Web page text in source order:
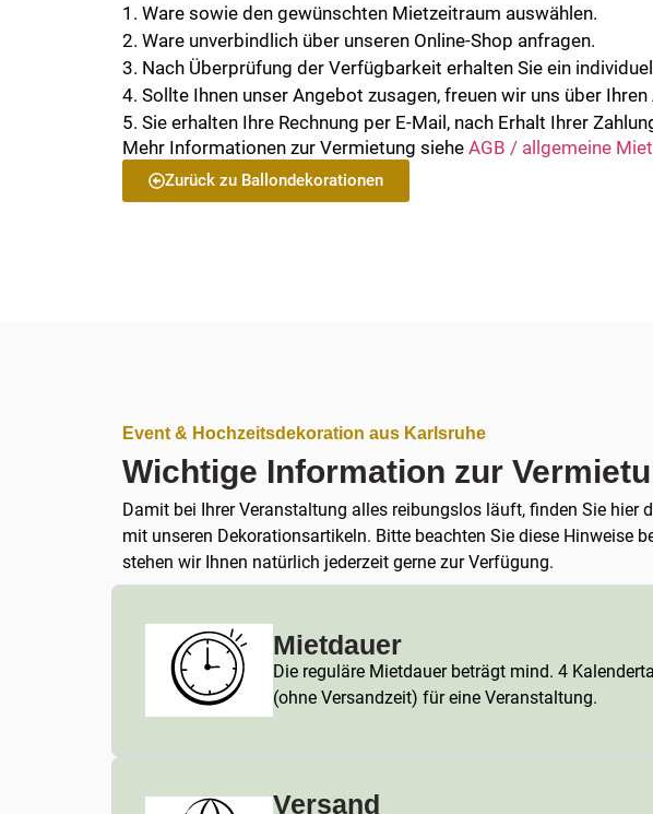
1. Ware sowie den gewünschten Mietzeitraum auswählen.
2. Ware unverbindlich über unseren Online-Shop anfragen.
3. Nach Überprüfung der Verfügbarkeit erhalten Sie ein
4. Sollte Ihnen unser Angebot zusagen, freuen wir uns über
5. Sie erhalten Ihre Rechnung per E-Mail, nach Erhalt Ihrer
Mehr Informationen zur Vermietung siehe AGB / allgemeine
Zurück zu Ballondekorationen
Event & Hochzeitsdekoration aus Karlsruhe
Wichtige Information zur
Damit bei Ihrer Veranstaltung alles reibungslos läuft, finden Sie
mit unseren Dekorationsartikeln. Bitte beachten Sie diese Hinweise
stehen wir Ihnen natürlich jederzeit gerne zur Verfügung.
Mietdauer
Die reguläre Mietdauer beträgt mind. 4
(ohne Versandzeit) für eine Veranstaltung.
Versand